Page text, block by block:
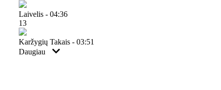
Laivelis - 04:36
13
Karžygių Takais - 03:51
Daugiau